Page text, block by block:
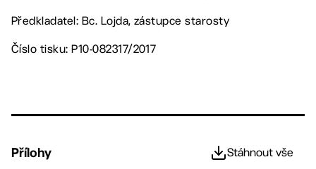
Předkladatel: Bc. Lojda, zástupce starosty
Číslo tisku: P10-082317/2017
Přílohy Stáhnout vše